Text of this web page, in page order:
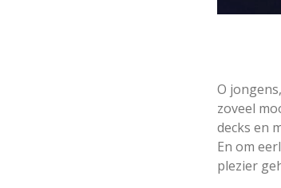
O
zoveel
decks en
En om
plezier